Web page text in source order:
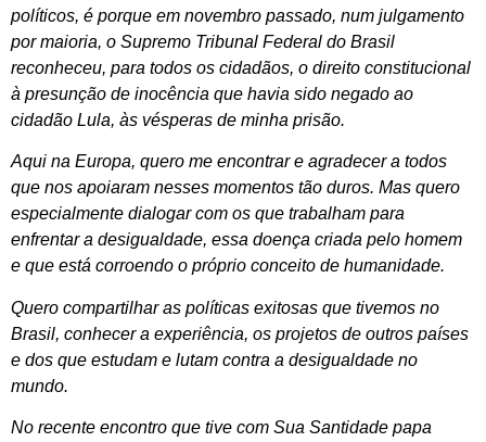
políticos, é porque em novembro passado, num julgamento
por maioria, o Supremo Tribunal Federal do Brasil
reconheceu, para todos os cidadãos, o direito constitucional
à presunção de inocência que havia sido negado ao
cidadão Lula, às vésperas de minha prisão.
Aqui na Europa, quero me encontrar e agradecer a todos
que nos apoiaram nesses momentos tão duros. Mas quero
especialmente dialogar com os que trabalham para
enfrentar a desigualdade, essa doença criada pelo homem
e que está corroendo o próprio conceito de humanidade.
Quero compartilhar as políticas exitosas que tivemos no
Brasil, conhecer a experiência, os projetos de outros países
e dos que estudam e lutam contra a desigualdade no
mundo.
No recente encontro que tive com Sua Santidade papa